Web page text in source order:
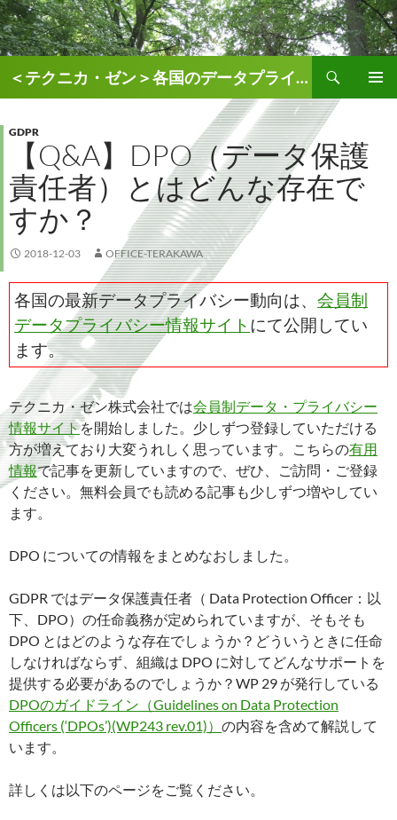
＜テクニカ・ゼン＞各国のデータプライバシー、AI関連情報
索
テ
へ
ス
キ
プ
GDPR
【Q&A】DPO（データ保護
責任者）とはどんな存在で
すか？
2018-12-03 OFFICE-TERAKAWA
各国の最新データプライバシー動向は、 会員制
データプライバシー情報サイト にて公開してい
ます。
テクニカ・ゼン株式会社では会員制データ・プライバシー
情報サイトを開始しました。少しずつ登録していただける
方が増えており大変うれしく思っています。こちらの有用
情報で記事を更新していますので、ぜひ、ご訪問・ご登録
ください。無料会員でも読める記事も少しずつ増やしてい
ます。
DPO についての情報をまとめなおしました。
GDPR ではデータ保護責任者（ Data Protection Officer：以
下、DPO）の任命義務が定められていますが、そもそも
DPO とはどのような存在でしょうか？どういうときに任命
しなければならず、組織は DPO に対してどんなサポートを
提供する必要があるのでしょうか？WP 29 が発行している
DPOのガイドライン（Guidelines on Data Protection
Officers (‘DPOs’)(WP243 rev.01)） の内容を含めて解説して
います。
詳しくは以下のページをご覧ください。